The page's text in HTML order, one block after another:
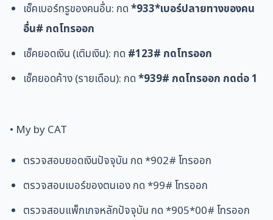
เช็คเบอร์ทรูของคนอื่น: กด*933*เบอร์ปลายทางของคน
อื่น# กดโทรออก
เช็คยอดเงิน (เติมเงิน): กด #123# กดโทรออก
เช็คยอดค้าง (รายเดือน): กด*939# กดโทรออก กดต่อ 1
• My by CAT
ตรวจสอบยอดเงินปัจจุบัน กด *902# โทรออก
ตรวจสอบเบอร์ของตนเอง กด *99# โทรออก
ตรวจสอบแพ็กเกจหลักปัจจุบัน กด *905*00# โทรออก